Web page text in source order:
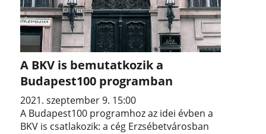
A BKV is bemutatkozik a
Budapest100 programban
2021. szeptember 9. 15:00
A Budapest100 programhoz az idei évben a
BKV is csatlakozik: a cég Erzsébetvárosban